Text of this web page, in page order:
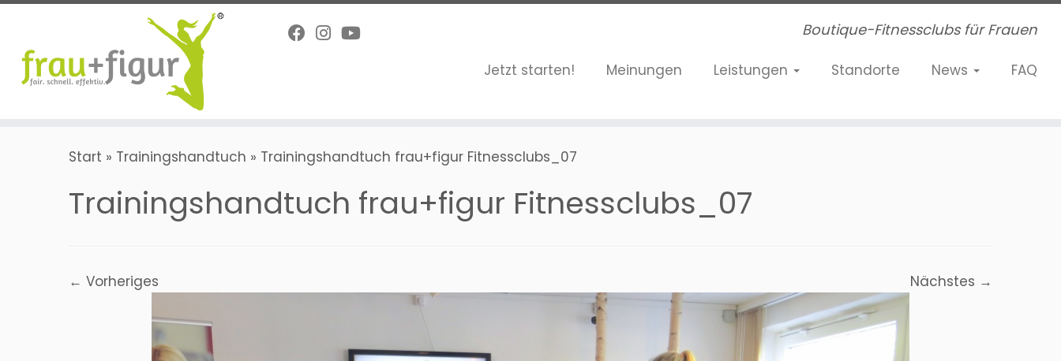
Zum
springen
Boutique-Fitnessclubs für Frauen
Jetzt starten! Meinungen Leistungen Standorte News FAQ
Start » Trainingshandtuch » Trainingshandtuch frau+figur Fitnessclubs_07
Trainingshandtuch frau+figur Fitnessclubs_07
← Vorheriges Nächstes →